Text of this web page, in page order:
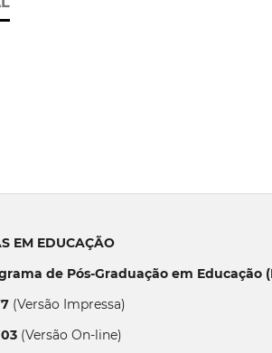
EM EDUCAÇÃO
de Pós-Graduação em Educação
(Versão Impressa)
(Versão On-line)